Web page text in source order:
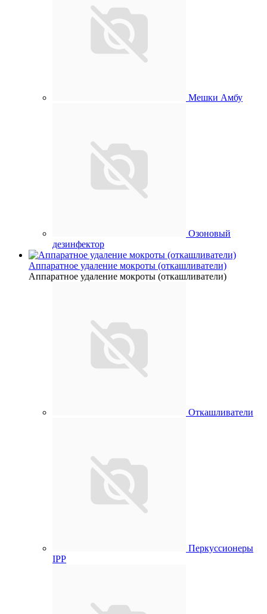
Мешки Амбу
Озоновый
дезинфектор
Аппаратное удаление мокроты (откашливатели)
Аппаратное удаление мокроты (откашливатели)
Откашливатели
Перкуссионеры
IPP